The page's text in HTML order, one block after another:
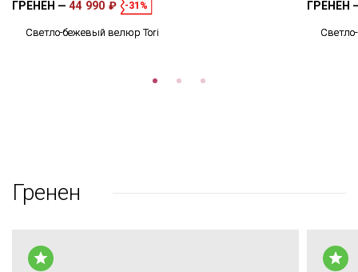
ГРЕНЕН 44 990 ₽ -31%
Светло-бежевый велюр Tori
ГРЕНЕН
Гренен